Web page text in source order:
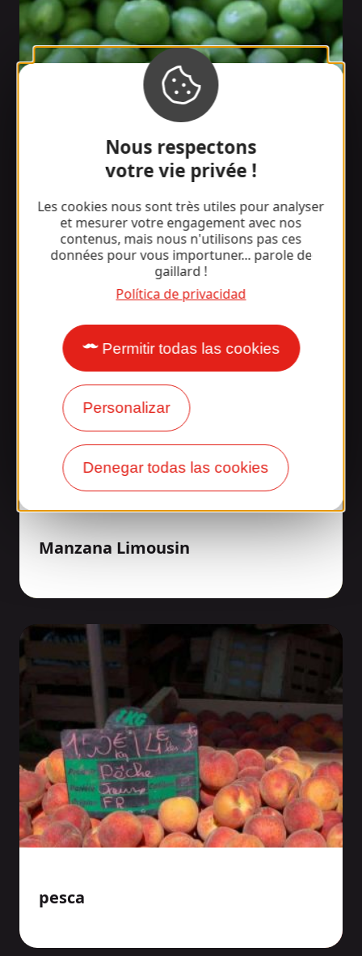
Nous respectons
votre vie privée !
Les cookies nous sont très utiles pour analyser
et mesurer votre engagement avec nos
contenus, mais nous n'utilisons pas ces
données pour vous importuner... parole de
gaillard !
Política de privacidad
Permitir todas las cookies
Personalizar
Denegar todas las cookies
Guisantes
Manzana Limousin
pesca